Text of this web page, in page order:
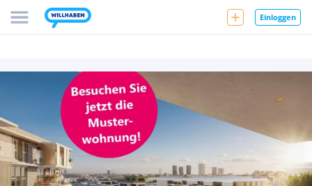
Einloggen